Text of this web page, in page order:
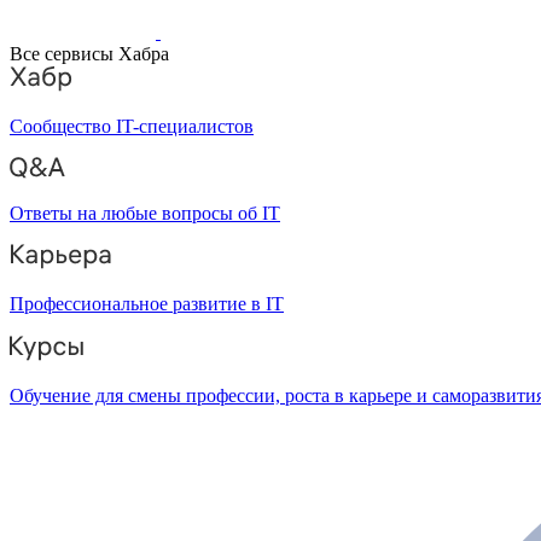
Все сервисы Хабра
Сообщество IT-специалистов
Ответы на любые вопросы об IT
Профессиональное развитие в IT
Обучение для смены профессии, роста в карьере и